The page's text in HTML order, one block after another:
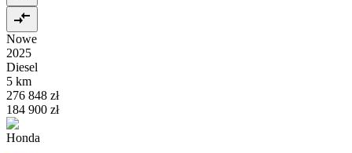
Nowe
2025
Diesel
5 km
276 848 zł
184 900 zł
Honda